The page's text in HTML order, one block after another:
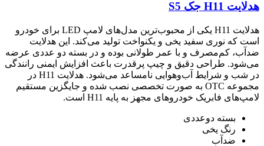
هدلایت H11 جک S5
هدلایت H11 یکی از محبوب‌ترین مدل‌های لامپ LED برای خودرو
است که نوری سفید یخی و یکنواخت تولید می‌کند. این هدلایت
ضدآب، کم‌مصرف و با عمر طولانی بوده و در بسته دو عددی عرضه
می‌شود. طراحی دقیق و چیپ پرقدرت باعث افزایش ایمنی رانندگی
در شب و شرایط آب‌وهوایی نامساعد می‌شود. هدلایت H11 در
مجموعه OTC به صورت تخصصی نصب شده و جایگزین مستقیم
لامپ‌های فابریک خودروهای مجهز به پایه H11 است.
بسته دوعددی
رنگ یخی
ضدآب